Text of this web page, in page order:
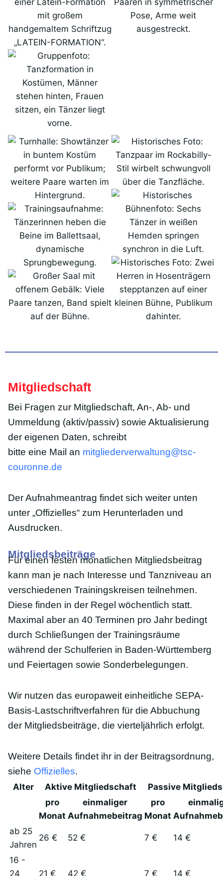
Mitgliedschaft
Bei Fragen zur Mitgliedschaft, An-, Ab- und
Ummeldung (aktiv/passiv) sowie Aktualisierung
der eigenen Daten, schreibt
bitte eine Mail an mitgliederverwaltung@tsc-
couronne.de
Der Aufnahmeantrag findet sich weiter unten
unter „Offizielles“ zum Herunterladen und
Ausdrucken.
Mitgliedsbeiträge
Für einen festen monatlichen Mitgliedsbeitrag
kann man je nach Interesse und Tanzniveau an
verschiedenen Trainingskreisen teilnehmen.
Diese finden in der Regel wöchentlich statt.
Maximal aber an 40 Terminen pro Jahr bedingt
durch Schließungen der Trainingsräume
während der Schulferien in Baden-Württemberg
und Feiertagen sowie Sonderbelegungen.
Wir nutzen das europaweit einheitliche SEPA-
Basis-Lastschriftverfahren für die Abbuchung
der Mitgliedsbeiträge, die vierteljährlich erfolgt.
Weitere Details findet ihr in der Beitragsordnung,
siehe Offizielles.
Alter Aktive Mitgliedschaft
Passive
pro
Monat
einmaliger
Aufnahmebeitrag
pro
Monat
ab 25
Jahren
26 € 52 € 7 € 14 €
16 -
24
21 € 42 € 7 € 14 €